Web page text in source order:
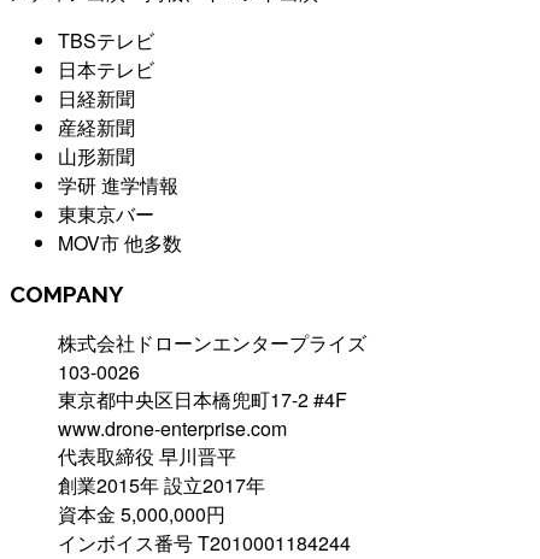
TBSテレビ
日本テレビ
日経新聞
産経新聞
山形新聞
学研 進学情報
東東京バー
MOV市 他多数
COMPANY
株式会社ドローンエンタープライズ
103-0026
東京都中央区日本橋兜町17-2 #4F
www.drone-enterprise.com
代表取締役 早川晋平
創業2015年 設立2017年
資本金 5,000,000円
インボイス番号 T2010001184244